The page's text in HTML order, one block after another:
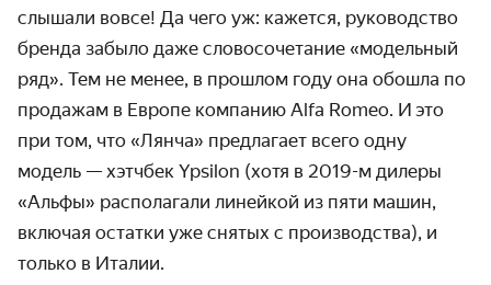
слышали вовсе! Да чего уж: кажется, руко­водство
бренда забыло даже слово­сочетание «модельный
ряд». Тем не менее, в прошлом году она обошла по
продажам в Европе компанию Alfa Romeo. И это
при том, что «Лянча» предлагает всего одну
модель — хэтчбек Ypsilon (хотя в 2019-м дилеры
«Альфы» распо­лагали линейкой из пяти машин,
включая остатки уже снятых с произ­водства), и
только в Италии.